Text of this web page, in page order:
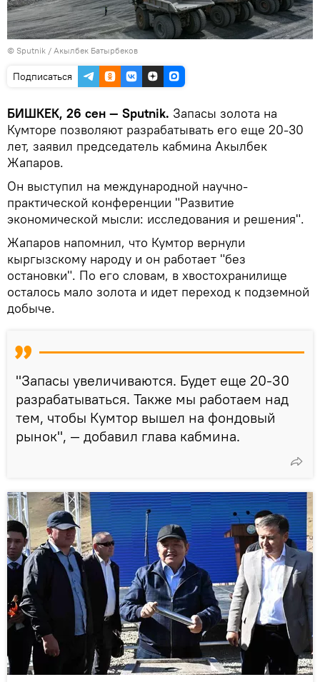
© Sputnik / Акылбек Батырбеков
Подписаться
БИШКЕК, 26 сен — Sputnik. Запасы золота на
Кумторе позволяют разрабатывать его еще 20-30
лет, заявил председатель кабмина Акылбек
Жапаров.
Он выступил на международной научно-
практической конференции "Развитие
экономической мысли: исследования и решения".
Жапаров напомнил, что Кумтор вернули
кыргызскому народу и он работает "без
остановки". По его словам, в хвостохранилище
осталось мало золота и идет переход к подземной
добыче.
"Запасы увеличиваются. Будет еще 20-30
разрабатываться. Также мы работаем над
тем, чтобы Кумтор вышел на фондовый
рынок", — добавил глава кабмина.